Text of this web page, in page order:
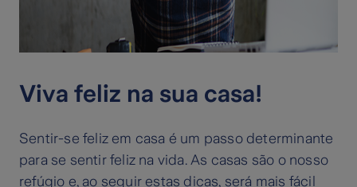
Viva feliz na sua casa!
Sentir-se feliz em casa é um passo determinante
para se sentir feliz na vida. As casas são o nosso
refúgio e, ao seguir estas dicas, será mais fácil